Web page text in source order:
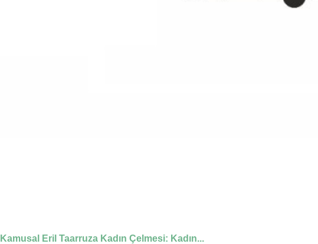
Kamusal Eril Taarruza Kadın Çelmesi: Kadın...